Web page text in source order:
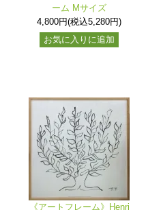
ーム Mサイズ
4,800円(税込5,280円)
お気に入りに追加
《アートフレーム》Henri